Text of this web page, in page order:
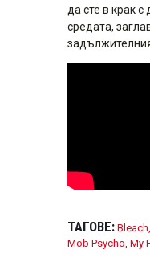
да сте в крак с
средата,
ТАГОВЕ: Bleach
Mob Psycho My